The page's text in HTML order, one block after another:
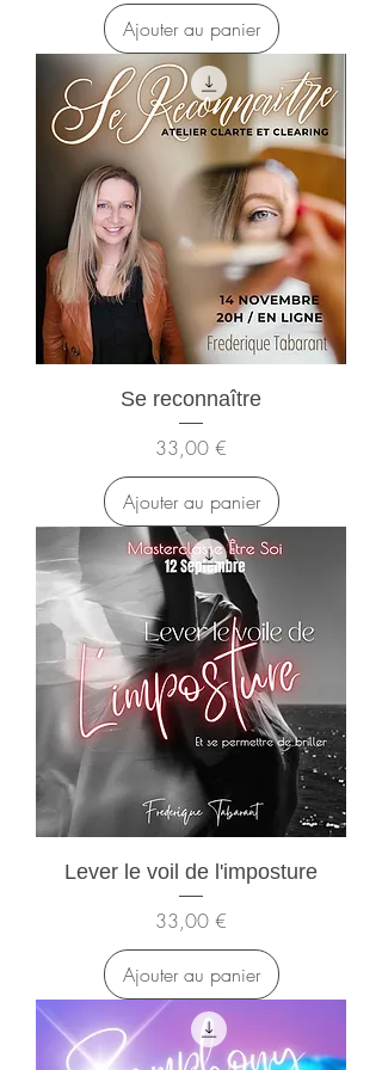
Ajouter au panier
Se reconnaître
Prix
33,00 €
Ajouter au panier
Lever le voil de l'imposture
Prix
33,00 €
Ajouter au panier